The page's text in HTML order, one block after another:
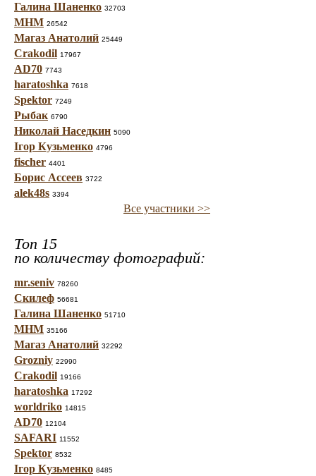
Галина Шаненко 32703
МНМ 26542
Магаз Анатолий 25449
Crakodil 17967
AD70 7743
haratoshka 7618
Spektor 7249
Рыбак 6790
Николай Наседкин 5090
Ігор Кузьменко 4796
fischer 4401
Борис Ассеев 3722
alek48s 3394
Все участники >>
Топ 15
по количеству фотографий:
mr.seniv 78260
Скилеф 56681
Галина Шаненко 51710
МНМ 35166
Магаз Анатолий 32292
Grozniy 22990
Crakodil 19166
haratoshka 17292
worldriko 14815
AD70 12104
SAFARI 11552
Spektor 8532
Ігор Кузьменко 8485